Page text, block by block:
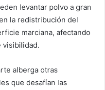
levantar polvo a gran
la redistribución del
marciana, afectando
visibilidad.
alberga otras
que desafían las